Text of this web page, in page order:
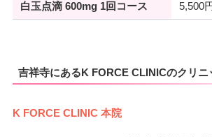
白玉点滴 600mg 1回コース 5,500
吉祥寺にあるK FORCE CLINICのクリニ
K FORCE CLINIC 本院